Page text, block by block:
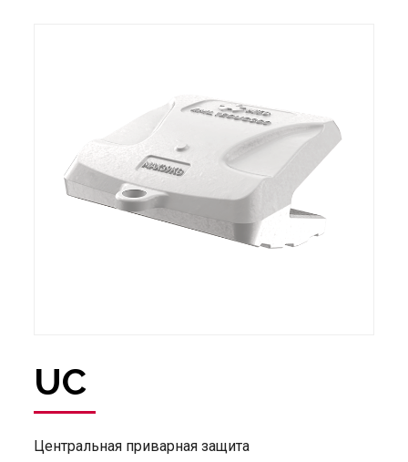
UC
Центральная приварная защита